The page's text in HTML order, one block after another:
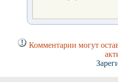
Комментарии могут